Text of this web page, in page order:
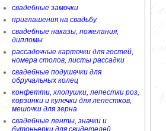
свадебные замочки
приглашения на свадьбу
свадебные наказы, пожелания,
дипломы
рассадочные карточки для гостей,
номера столов, листы рассадки
свадебные подушечки для
обручальных колец
конфетти, хлопушки, лепестки роз,
корзинки и кулечки для лепестков,
мешочки для зерна
свадебные ленты, значки и
бутоньерки для свидетелей,